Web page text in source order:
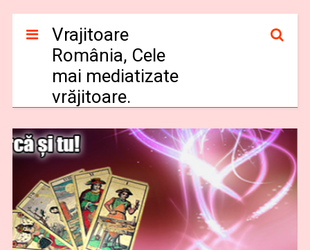
Vrajitoare
România, Cele
mai mediatizate
vrăjitoare.